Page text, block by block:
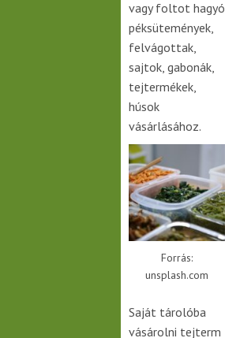
vagy foltot hagyó
péksütemények,
felvágottak,
sajtok, gabonák,
tejtermékek,
húsok
vásárlásához.
Forrás:
unsplash.com
Saját tárolóba
vásárolni tejterm